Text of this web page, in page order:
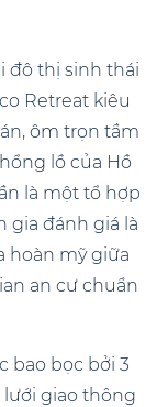
đô thị sinh thái
Retreat kiêu
ôm trọn tầm
lồ của Hồ
là một tổ hợp
gia đánh giá là
hoàn mỹ giữa
an cư chuẩn
bao bọc bởi 3
giao thông